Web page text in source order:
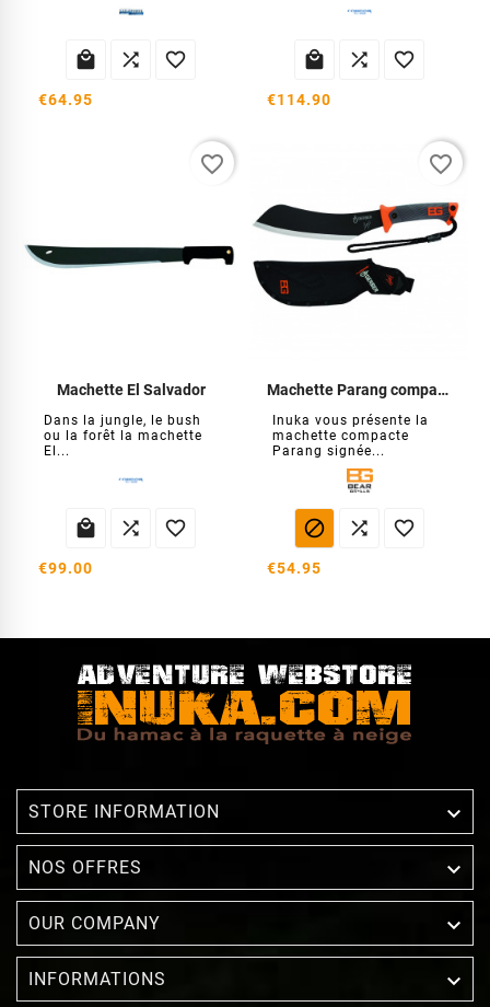
  
€64.95
  
€114.90
Machette El Salvador
Dans la jungle, le bush
ou la forêt la machette
El...
  
€99.00
favorite_border
Machette Parang compacte
Inuka vous présente la
machette compacte
Parang signée...
  
€54.95
favorite_border
STORE INFORMATION 
NOS OFFRES 
OUR COMPANY 
INFORMATIONS 